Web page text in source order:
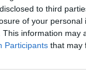
to third
of your personal
This information may
Participants that may